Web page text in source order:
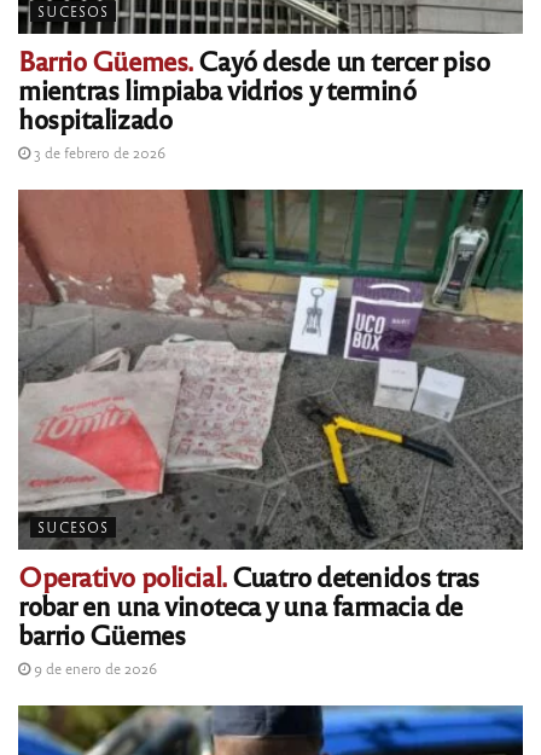
SUCESOS
Barrio Güemes.Cayó desde un tercer piso
mientras limpiaba vidrios y terminó
hospitalizado
3 de febrero de 2026
SUCESOS
Operativo policial.Cuatro detenidos tras
robar en una vinoteca y una farmacia de
barrio Güemes
9 de enero de 2026